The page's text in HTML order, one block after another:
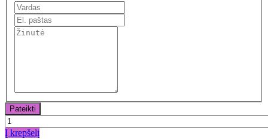
Į krepšelį